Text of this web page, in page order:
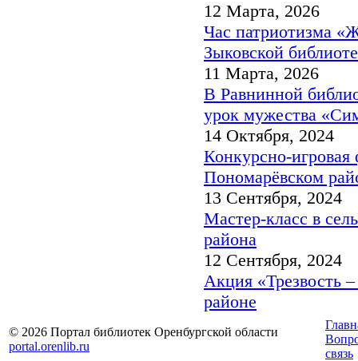
12 Марта, 2026
Час патриотизма
Зыковской
11 Марта, 2026
В Равнинной
урок мужества
14 Октября, 2024
Конкурсно-
Пономарёвском
13 Сентября, 2024
Мастер-класс в
района
12 Сентября, 2024
Акция «Трезвость
районе
© 2026 Портал библиотек Оренбургской области
portal.orenlib.ru
связь